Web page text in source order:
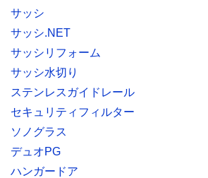
サッシ
サッシ.NET
サッシリフォーム
サッシ水切り
ステンレスガイドレール
セキュリティフィルター
ソノグラス
デュオPG
ハンガードア